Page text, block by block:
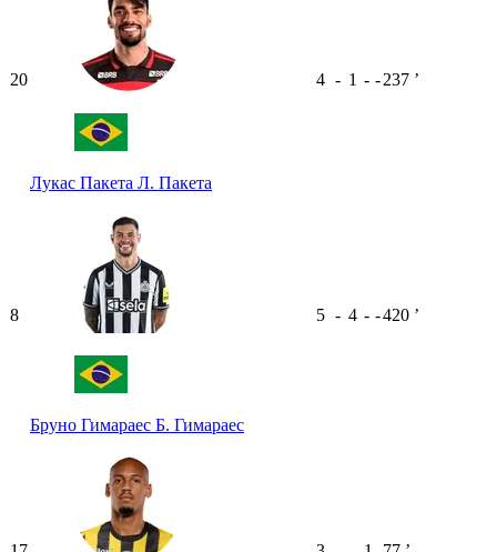
20
Лукас Пакета Л. Пакета
4 - 1 - -237 ʼ
8
Бруно Гимараес Б. Гимараес
5 - 4 - -420 ʼ